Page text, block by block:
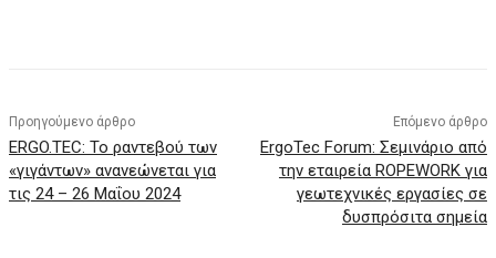
Προηγούμενο άρθρο
ERGO.TEC: Το ραντεβού των
«γιγάντων» ανανεώνεται για
τις 24 – 26 Μαΐου 2024
Επόμενο άρθρο
ErgoTec Forum: Σεμινάριο από
την εταιρεία ROPEWORK για
γεωτεχνικές εργασίες σε
δυσπρόσιτα σημεία